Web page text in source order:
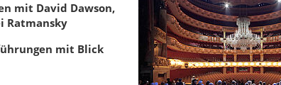
mit David Dawson,
Ratmansky
mit Blick